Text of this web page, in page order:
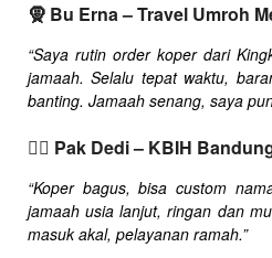
🧕 Bu Erna – Travel Umroh
“Saya rutin order koper dari
jamaah. Selalu tepat waktu,
banting. Jamaah senang, saya
👳‍♂️ Pak Dedi – KBIH
“Koper bagus, bisa custom
jamaah usia lanjut, ringan dan
masuk akal, pelayanan ramah.”